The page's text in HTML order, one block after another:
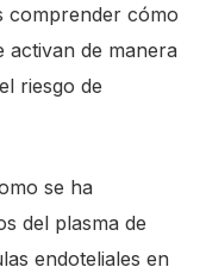
comprender cómo
activan de manera
riesgo de
se ha
del plasma de
endoteliales en